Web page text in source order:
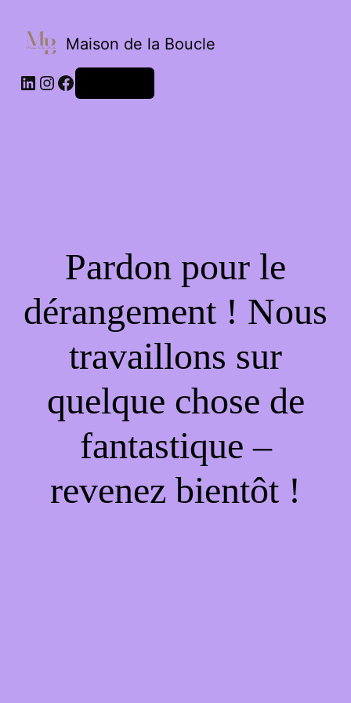
Maison de la Boucle
Pardon pour le
dérangement ! Nous
travaillons sur
quelque chose de
fantastique –
revenez bientôt !